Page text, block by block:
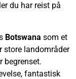
du har reist på
Botswana som et
store landområder
begrenset.
fantastisk